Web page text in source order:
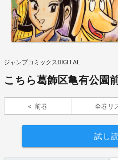
ジャンプコミックスDIGITAL
こちら葛飾区亀有公園
前巻 全巻リ
試し